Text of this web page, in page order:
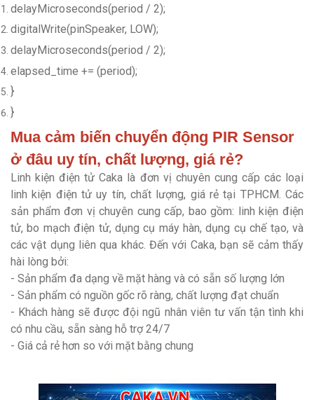
delayMicroseconds(period / 2);
digitalWrite(pinSpeaker, LOW);
delayMicroseconds(period / 2);
elapsed_time += (period);
}
}
Mua cảm biến chuyển động PIR Sensor
ở đâu uy tín, chất lượng, giá rẻ?
Linh kiện điện tử Caka là đơn vị chuyên cung cấp các loại
linh kiện điện tử uy tín, chất lượng, giá rẻ tại TPHCM. Các
sản phẩm đơn vị chuyên cung cấp, bao gồm: linh kiện điện
tử, bo mạch điện tử, dụng cụ máy hàn, dụng cụ chế tạo, và
các vật dụng liên qua khác. Đến với Caka, bạn sẽ cảm thấy
hài lòng bởi:
- Sản phẩm đa dạng về mặt hàng và có sẵn số lượng lớn
- Sản phẩm có nguồn gốc rõ ràng, chất lượng đạt chuẩn
- Khách hàng sẽ được đội ngũ nhân viên tư vấn tận tình khi
có nhu cầu, sẵn sàng hỗ trợ 24/7
- Giá cả rẻ hơn so với mặt bằng chung